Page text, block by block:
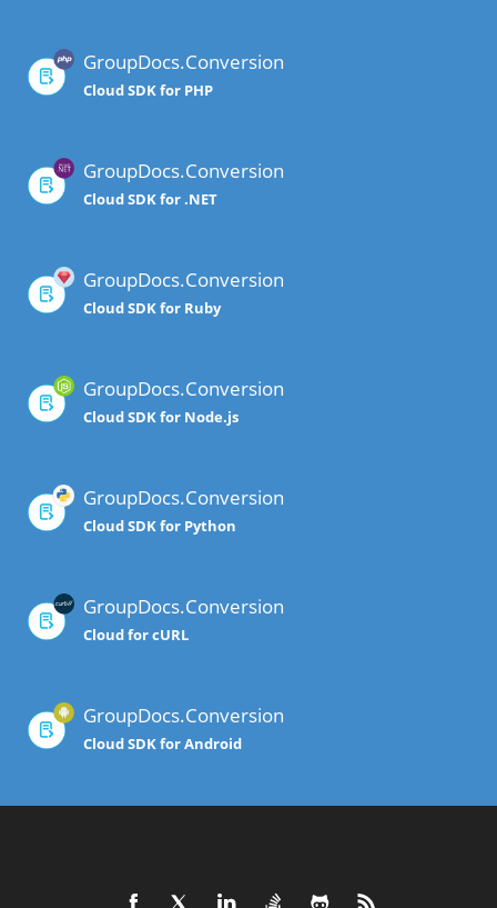
GroupDocs.Conversion
Cloud SDK for PHP
GroupDocs.Conversion
Cloud SDK for .NET
GroupDocs.Conversion
Cloud SDK for Ruby
GroupDocs.Conversion
Cloud SDK for Node.js
GroupDocs.Conversion
Cloud SDK for Python
GroupDocs.Conversion
Cloud for cURL
GroupDocs.Conversion
Cloud SDK for Android